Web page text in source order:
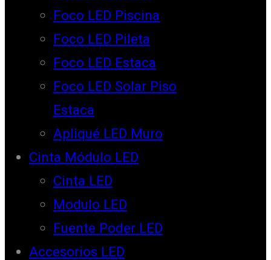
Foco LED Piscina
Foco LED Pileta
Foco LED Estaca
Foco LED Solar Piso
Estaca
Apliqué LED Muro
Cinta Módulo LED
Cinta LED
Modulo LED
Fuente Poder LED
Accesorios LED